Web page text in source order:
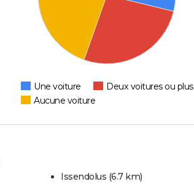
Une voiture
Deux voitures ou plus
Aucune voiture
Issendolus (6.7 km)